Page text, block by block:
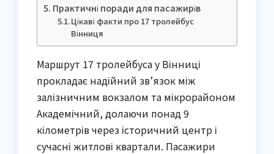
Практичні поради для пасажирів
Цікаві факти про 17 тролейбус
Вінниця
Маршрут 17 тролейбуса у Вінниці
прокладає надійний зв’язок між
залізничним вокзалом та мікрорайоном
Академічний, долаючи понад 9
кілометрів через історичний центр і
сучасні житлові квартали. Пасажири